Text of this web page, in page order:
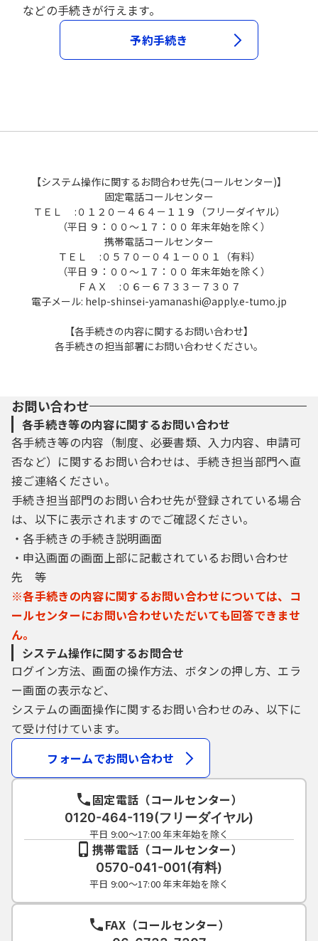
などの手続きが行えます。
予約手続き
【システム操作に関するお問合わせ先(コールセンター)】
固定電話コールセンター
ＴＥＬ :０１２０－４６４－１１９（フリーダイヤル）
（平日 ９：００～１７：００ 年末年始を除く）
携帯電話コールセンター
ＴＥＬ :０５７０－０４１－００１（有料）
（平日 ９：００～１７：００ 年末年始を除く）
ＦＡＸ :０６－６７３３－７３０７
電子メール: help-shinsei-yamanashi@apply.e-tumo.jp
【各手続きの内容に関するお問い合わせ】
各手続きの担当部署にお問い合わせください。
お問い合わせ
各手続き等の内容に関するお問い合わせ
各手続き等の内容（制度、必要書類、入力内容、申請可
否など）に関するお問い合わせは、手続き担当部門へ直
接ご連絡ください。
手続き担当部門のお問い合わせ先が登録されている場合
は、以下に表示されますのでご確認ください。
・各手続きの手続き説明画面
・申込画面の画面上部に記載されているお問い合わせ
先 等
※各手続きの内容に関するお問い合わせについては、コ
ールセンターにお問い合わせいただいても回答できませ
ん。
システム操作に関するお問合せ
ログイン方法、画面の操作方法、ボタンの押し方、エラ
ー画面の表示など、
システムの画面操作に関するお問い合わせのみ、以下に
て受け付けています。
フォームでお問い合わせ
固定電話（コールセンター）
0120-464-119(フリーダイヤル)
平日 9:00～17:00 年末年始を除く
携帯電話（コールセンター）
0570-041-001(有料)
平日 9:00～17:00 年末年始を除く
FAX（コールセンター）